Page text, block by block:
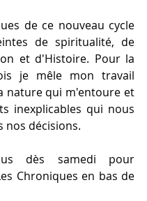
de ce nouveau cycle
de spiritualité, de
et d'Histoire. Pour la
je mêle mon travail
nature qui m'entoure et
inexplicables qui nous
nos décisions.
dès samedi pour
Chroniques en bas de